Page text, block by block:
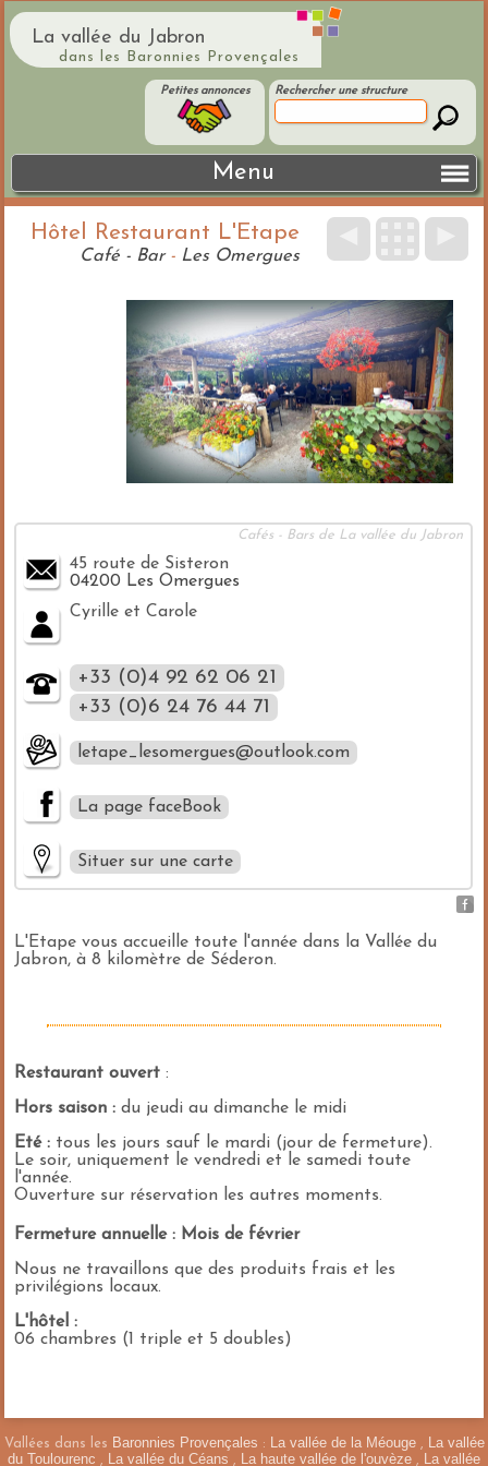
La vallée du Jabron
dans les Baronnies Provençales
Rechercher une structure
Petites annonces
Menu
Hôtel Restaurant L'Etape
Café - Bar- Les Omergues
Cafés - Bars de La vallée du Jabron
45 route de Sisteron
04200 Les Omergues
Cyrille et Carole
+33 (0)4 92 62 06 21
+33 (0)6 24 76 44 71
letape_lesomergues@outlook.com
La page faceBook
Situer sur une carte
L'Etape vous accueille toute l'année dans la Vallée du
Jabron, à 8 kilomètre de Séderon.
Restaurant ouvert :
Hors saison : du jeudi au dimanche le midi
Eté : tous les jours sauf le mardi (jour de fermeture).
Le soir, uniquement le vendredi et le samedi toute
l'année.
Ouverture sur réservation les autres moments.
Fermeture annuelle : Mois de février
Nous ne travaillons que des produits frais et les
privilégions locaux.
L'hôtel :
06 chambres (1 triple et 5 doubles)
Masquer la carte
Vallées dans les Baronnies Provençales : La vallée de la Méouge, La vallée
du Toulourenc , La vallée du Céans , La haute vallée de l'ouvèze , La vallée